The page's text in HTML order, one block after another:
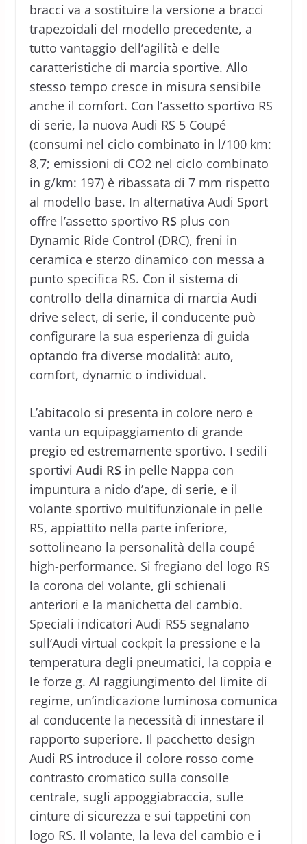
bracci va a sostituire la versione a bracci
trapezoidali del modello precedente, a
tutto vantaggio dell’agilità e delle
caratteristiche di marcia sportive. Allo
stesso tempo cresce in misura sensibile
anche il comfort. Con l’assetto sportivo RS
di serie, la nuova Audi RS 5 Coupé
(consumi nel ciclo combinato in l/100 km:
8,7; emissioni di CO2 nel ciclo combinato
in g/km: 197) è ribassata di 7 mm rispetto
al modello base. In alternativa Audi Sport
offre l’assetto sportivo RS plus con
Dynamic Ride Control (DRC), freni in
ceramica e sterzo dinamico con messa a
punto specifica RS. Con il sistema di
controllo della dinamica di marcia Audi
drive select, di serie, il conducente può
configurare la sua esperienza di guida
optando fra diverse modalità: auto,
comfort, dynamic o individual.
L’abitacolo si presenta in colore nero e
vanta un equipaggiamento di grande
pregio ed estremamente sportivo. I sedili
sportivi Audi RS in pelle Nappa con
impuntura a nido d’ape, di serie, e il
volante sportivo multifunzionale in pelle
RS, appiattito nella parte inferiore,
sottolineano la personalità della coupé
high-performance. Si fregiano del logo RS
la corona del volante, gli schienali
anteriori e la manichetta del cambio.
Speciali indicatori Audi RS5 segnalano
sull’Audi virtual cockpit la pressione e la
temperatura degli pneumatici, la coppia e
le forze g. Al raggiungimento del limite di
regime, un’indicazione luminosa comunica
al conducente la necessità di innestare il
rapporto superiore. Il pacchetto design
Audi RS introduce il colore rosso come
contrasto cromatico sulla consolle
centrale, sugli appoggiabraccia, sulle
cinture di sicurezza e sui tappetini con
logo RS. Il volante, la leva del cambio e i